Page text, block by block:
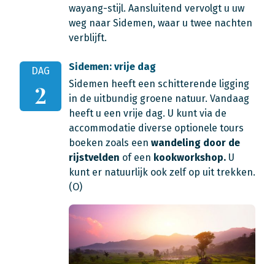
wayang-stijl. Aansluitend vervolgt u uw
weg naar Sidemen, waar u twee nachten
verblijft.
DAG
2
Sidemen: vrije dag
Sidemen heeft een schitterende ligging
in de uitbundig groene natuur. Vandaag
heeft u een vrije dag. U kunt via de
accommodatie diverse optionele tours
boeken zoals een wandeling door de
rijstvelden of een kookworkshop. U
kunt er natuurlijk ook zelf op uit trekken.
(O)